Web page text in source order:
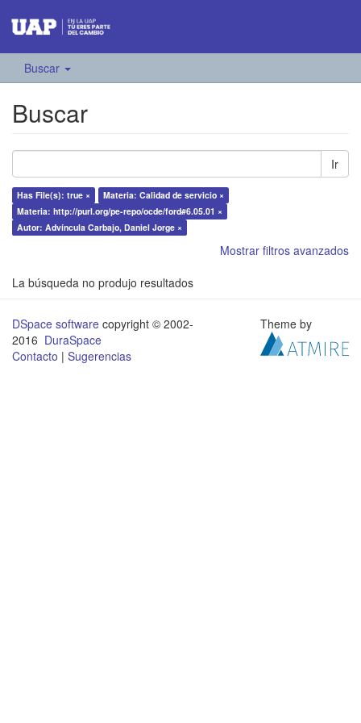
Buscar
Buscar
Ir
Has File(s): true ×
Materia: Calidad de servicio ×
Materia: http://purl.org/pe-repo/ocde/ford#6.05.01 ×
Autor: Advíncula Carbajo, Daniel Jorge ×
Mostrar filtros avanzados
La búsqueda no produjo resultados
DSpace software copyright © 2002-
2016 DuraSpace
Contacto | Sugerencias
Theme by